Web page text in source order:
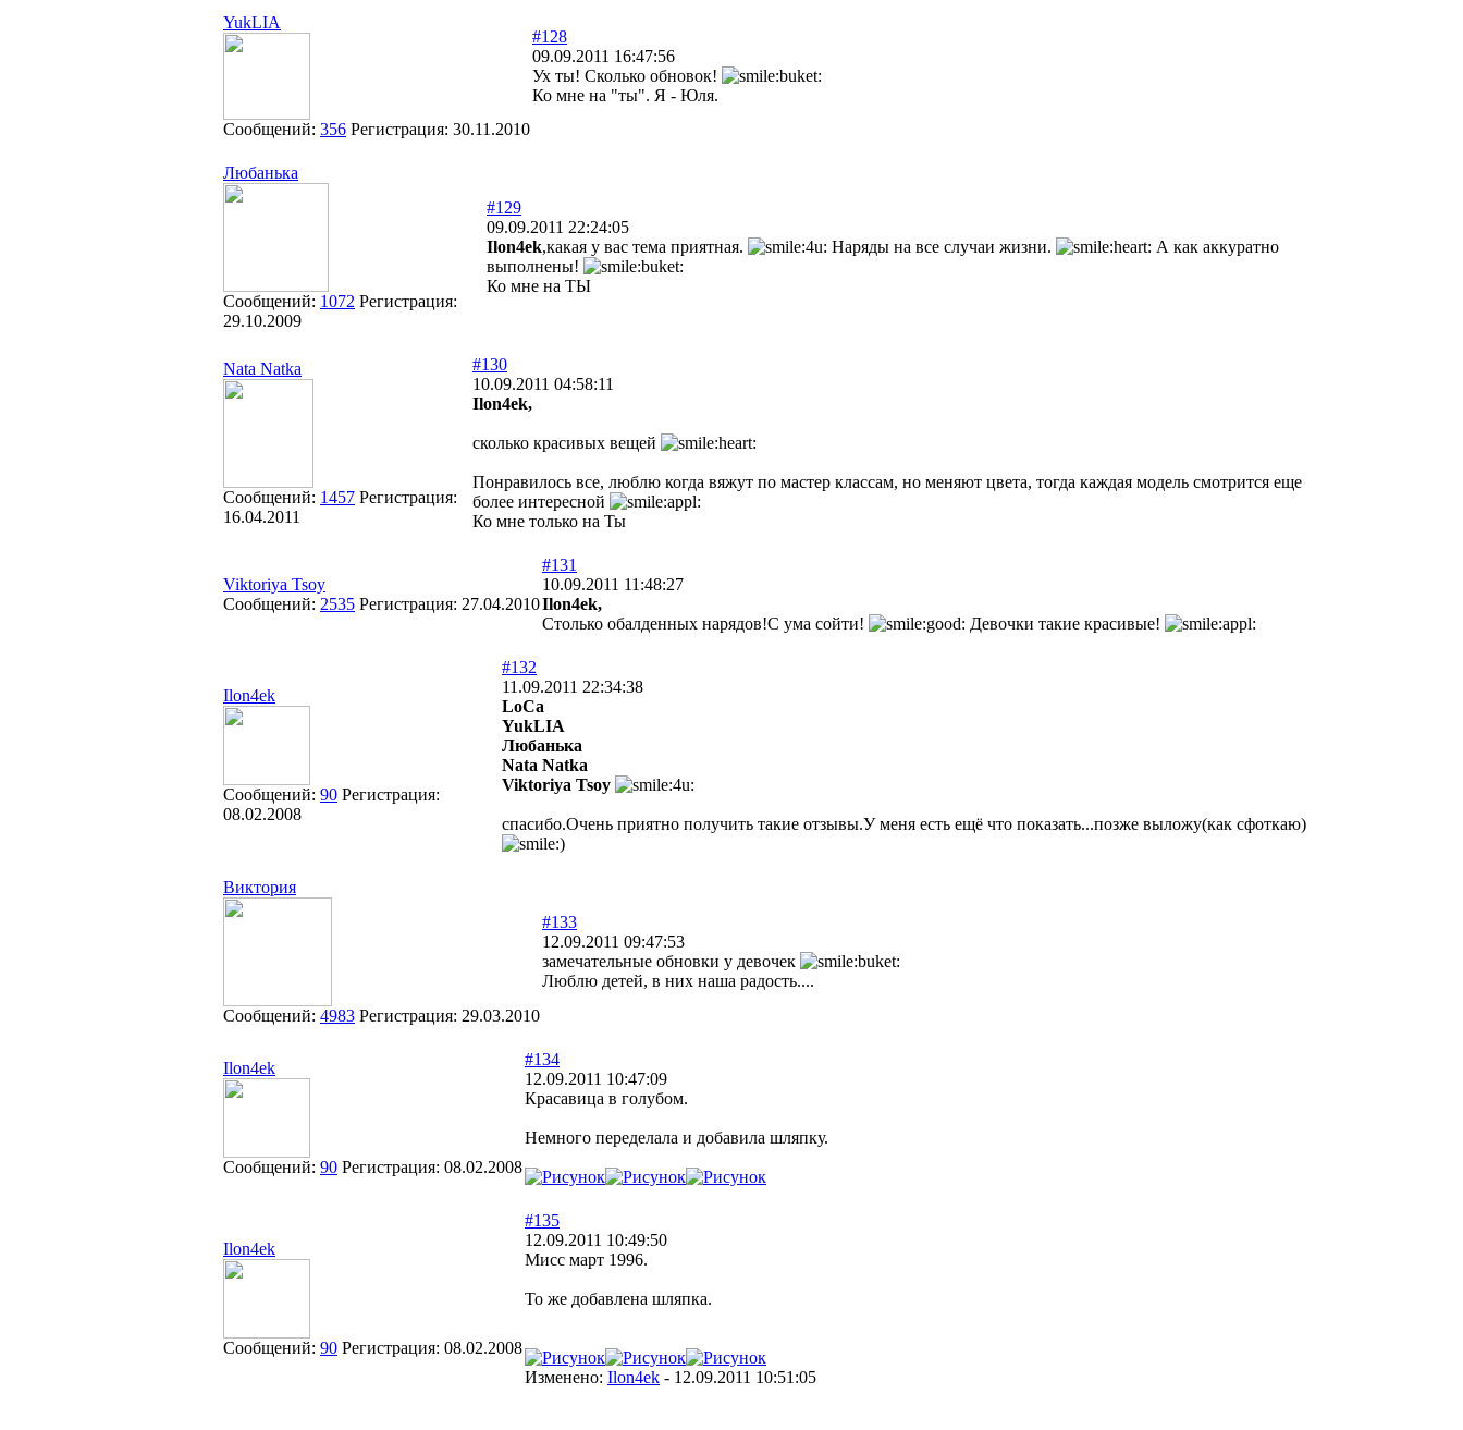
YukLIA
Сообщений: 356 Регистрация: 30.11.2010
#128
09.09.2011 16:47:56
Ух ты! Сколько обновок!
Ко мне на "ты". Я - Юля.
Любанька
Сообщений: 1072 Регистрация:
29.10.2009
#129
09.09.2011 22:24:05
Ilon4ek,какая у вас тема приятная. Наряды на все случаи жизни.
А как аккуратно
выполнены!
Ко мне на ТЫ
Nata Natka
Сообщений: 1457 Регистрация:
16.04.2011
#130
10.09.2011 04:58:11
Ilon4ek,
сколько красивых вещей
Понравилось все, люблю когда вяжут по мастер классам, но меняют цвета, тогда каждая модель смотрится еще
более интересной
Ко мне только на Ты
Viktoriya Tsoy
Сообщений: 2535 Регистрация: 27.04.2010
#131
10.09.2011 11:48:27
Ilon4ek,
Столько обалденных нарядов!С ума сойти!
Девочки такие красивые!
Ilon4ek
Сообщений: 90 Регистрация:
08.02.2008
#132
11.09.2011 22:34:38
LoCa
YukLIA
Любанька
Nata Natka
Viktoriya Tsoy
спасибо.Очень приятно получить такие отзывы.У меня есть ещё что показать...позже выложу(как сфоткаю)
Виктория
Сообщений: 4983 Регистрация: 29.03.2010
#133
12.09.2011 09:47:53
замечательные обновки у девочек
Люблю детей, в них наша радость....
Ilon4ek
Сообщений: 90 Регистрация: 08.02.2008
#134
12.09.2011 10:47:09
Красавица в голубом.
Немного переделала и добавила шляпку.
Ilon4ek
Сообщений: 90 Регистрация: 08.02.2008
#135
12.09.2011 10:49:50
Мисс март 1996.
То же добавлена шляпка.
Изменено: Ilon4ek - 12.09.2011 10:51:05